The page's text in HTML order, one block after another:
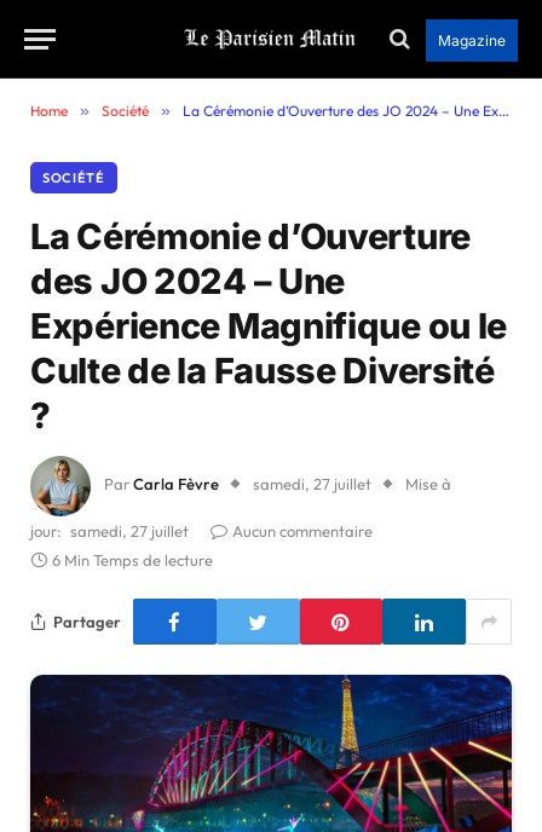
Magazine
Home » Société » La Cérémonie d’Ouverture des JO 2024 – Une Expérience Magnifique ou le Culte de la Fausse Diversité ?
SOCIÉTÉ
La Cérémonie d’Ouverture
des JO 2024 – Une
Expérience Magnifique ou le
Culte de la Fausse Diversité
?
ParCarla Fèvre samedi, 27 juillet Mise à
jour: samedi, 27 juillet
Aucun commentaire
6 Min Temps de lecture
Partager